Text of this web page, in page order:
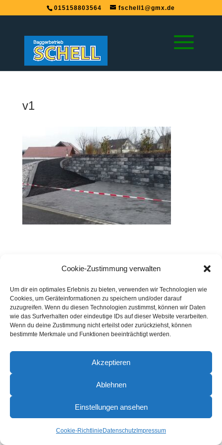
Cookie-Zustimmung verwalten
Um dir ein optimales Erlebnis zu bieten, verwenden wir Technologien wie
Cookies, um Geräteinformationen zu speichern und/oder darauf
zuzugreifen. Wenn du diesen Technologien zustimmst, können wir Daten
wie das Surfverhalten oder eindeutige IDs auf dieser Website verarbeiten.
Wenn du deine Zustimmung nicht erteilst oder zurückziehst, können
bestimmte Merkmale und Funktionen beeinträchtigt werden.
Akzeptieren
Ablehnen
Einstellungen ansehen
Cookie-Richtlinie Datenschutz Impressum
015158803564 fschell1@gmx.de
v1